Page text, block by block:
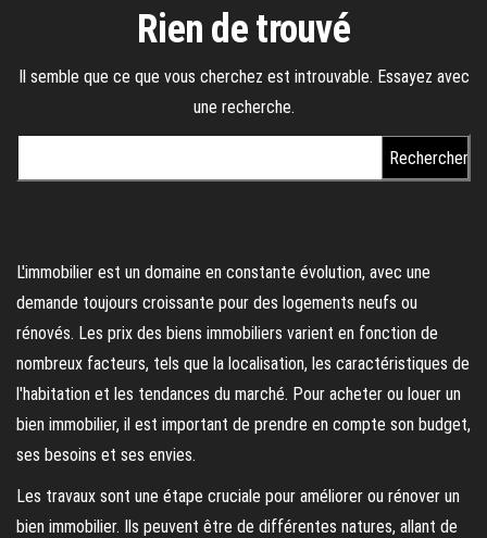
Rien de trouvé
Il semble que ce que vous cherchez est introuvable. Essayez avec
une recherche.
L'immobilier est un domaine en constante évolution, avec une
demande toujours croissante pour des logements neufs ou
rénovés. Les prix des biens immobiliers varient en fonction de
nombreux facteurs, tels que la localisation, les caractéristiques de
l'habitation et les tendances du marché. Pour acheter ou louer un
bien immobilier, il est important de prendre en compte son budget,
ses besoins et ses envies.
Les travaux sont une étape cruciale pour améliorer ou rénover un
bien immobilier. Ils peuvent être de différentes natures, allant de